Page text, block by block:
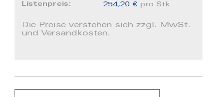
Listenpreis: 254,20 € pro Stk
Die Preise verstehen sich zzgl. MwSt.
und Versandkosten.